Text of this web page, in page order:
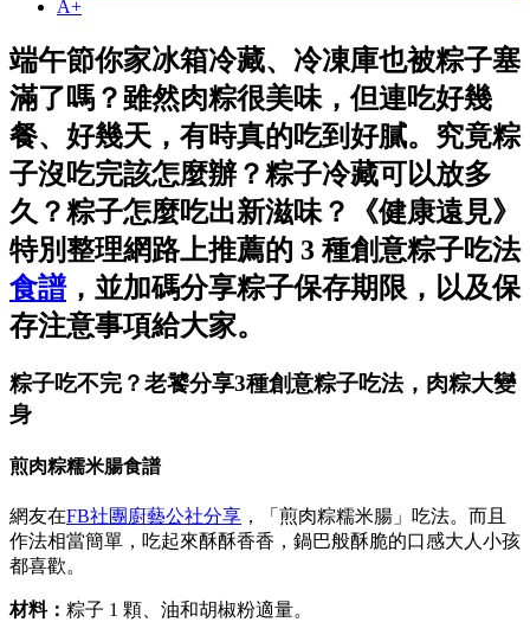
A+
端午節你家冰箱冷藏、冷凍庫也被粽子塞
滿了嗎？雖然肉粽很美味，但連吃好幾
餐、好幾天，有時真的吃到好膩。究竟粽
子沒吃完該怎麼辦？粽子冷藏可以放多
久？粽子怎麼吃出新滋味？《健康遠見》
特別整理網路上推薦的 3 種創意粽子吃法
食譜，並加碼分享粽子保存期限，以及保
存注意事項給大家。
粽子吃不完？老饕分享3種創意粽子吃法，肉粽大變
身
煎肉粽糯米腸食譜
網友在FB社團廚藝公社分享 ，「煎肉粽糯米腸」吃法。而且
作法相當簡單，吃起來酥酥香香，鍋巴般酥脆的口感大人小孩
都喜歡。
材料： 粽子 1 顆、油和胡椒粉適量。